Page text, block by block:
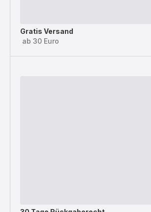
Gratis Versand
ab 30 Euro